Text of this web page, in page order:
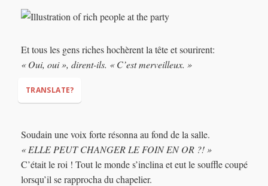
Et tous les gens riches hochèrent la tête et sourirent:
« Oui, oui », dirent-ils. « C’est merveilleux. »
TRANSLATE?
"Oh yes," "That's wonderful."
Soudain une voix forte résonna au fond de la salle.
« ELLE PEUT CHANGER LE FOIN EN OR ?! »
C’était le roi ! Tout le monde s’inclina et eut le souffle coupé
lorsqu’il se rapprocha du chapelier.